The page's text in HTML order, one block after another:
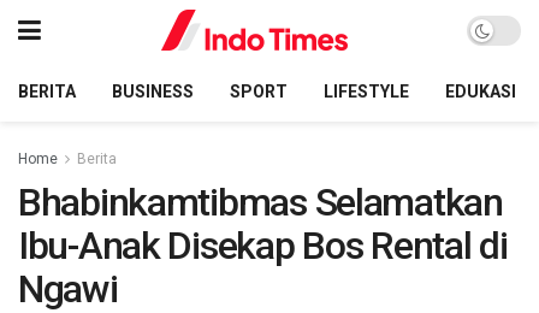
BERITA BUSINESS SPORT LIFESTYLE EDUKASI
Home Berita
Bhabinkamtibmas Selamatkan
Ibu-Anak Disekap Bos Rental di
Ngawi